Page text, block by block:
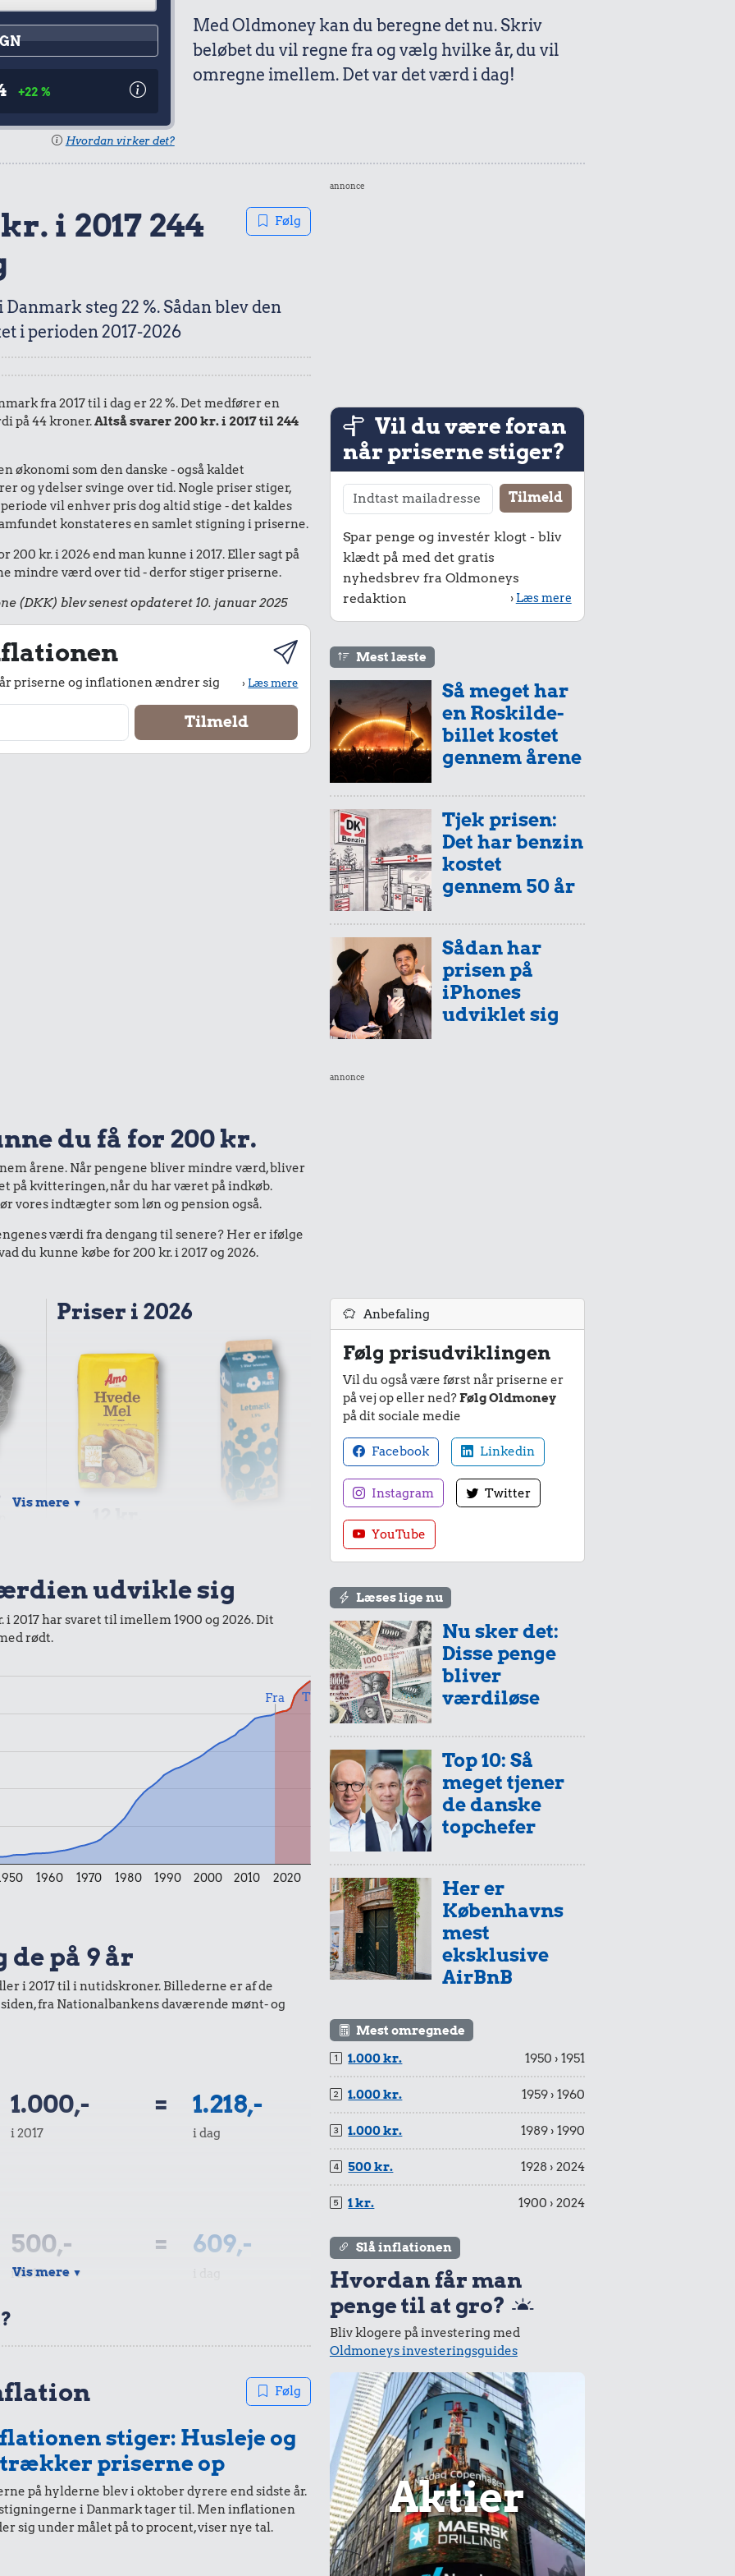
+22 %
Hvordan virker det?
Med Oldmoney kan du beregne det nu. Skriv
beløbet du vil regne fra og vælg hvilke år, du vil
omregne imellem. Det var det værd i dag!
i 2017 244
Følg
steg 22 %. Sådan blev den
i perioden 2017-2026
fra 2017 til i dag er 22 %. Det medfører en
på 44 kroner.Altså svarer 200 kr. i 2017 til 244
økonomi som den danske - også kaldet
og ydelser svinge over tid. Nogle priser stiger,
vil enhver pris dog altid stige - det kaldes
konstateres en samlet stigning i priserne.
200 kr. i 2026 end man kunne i 2017. Eller sagt på
mindre værd over tid - derfor stiger priserne.
(DKK) blev senest opdateret 10. januar 2025
priserne og inflationen ændrer sig ›Læs mere
du få for 200 kr.
årene. Når pengene bliver mindre værd, bliver
på kvitteringen, når du har været på indkøb.
vores indtægter som løn og pension også.
værdi fra dengang til senere? Her er ifølge
du kunne købe for 200 kr. i 2017 og 2026.
Priser i 2026
1 kg sukker
25 kr.
200 g smør
Franskbrød
0,99 kr.
Vis mere ▼
udvikle sig
2017 har svaret til imellem 1900 og 2026. Dit
rødt.
1960 1970 1980 1990 2000 2010 2020
Fra Til
de på 9 år
i 2017 til i nutidskroner. Billederne er af de
fra Nationalbankens daværende mønt- og
1.000,-
i 2017
= 1.218,-
i dag
500,-
i 2017
= 609,-
200,- 244,-
100,- = 122,-
Vis mere ▼
Følg
stiger: Husleje og
priserne op
på hylderne blev i oktober dyrere end sidste år.
i Danmark tager til. Men inflationen
sig under målet på to procent, viser nye tal.
annonce
Vil du være foran
når priserne stiger?
Spar penge og investér klogt - bliv
klædt på med det gratis
nyhedsbrev fra Oldmoneys
redaktion
› Læs mere
Mest læste
Så meget har
en Roskilde-
billet kostet
gennem årene
Tjek prisen:
Det har benzin
kostet
gennem 50 år
Sådan har
prisen på
iPhones
udviklet sig
annonce
Anbefaling
Følg prisudviklingen
Vil du også være først når priserne er
på vej op eller ned?Følg Oldmoney
på dit sociale medie
Facebook Linkedin
Instagram Twitter
YouTube
Læses lige nu
Nu sker det:
Disse penge
bliver
værdiløse
Top 10: Så
meget tjener
de danske
topchefer
Her er
Københavns
mest
eksklusive
AirBnB
Mest omregnede
1.000 kr.
1950 › 1951
1.000 kr. 1959 › 1960
1.000 kr. 1989 › 1990
500 kr. 1928 › 2024
1 kr. 1900 › 2024
Slå inflationen
Hvordan får man
penge til at gro?
Bliv klogere på investering med
Oldmoneys investeringsguides
Aktier